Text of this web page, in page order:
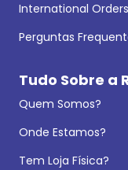
International Orders
Perguntas
Tudo Sobre a
Quem Somos?
Onde Estamos?
Tem Loja Física?